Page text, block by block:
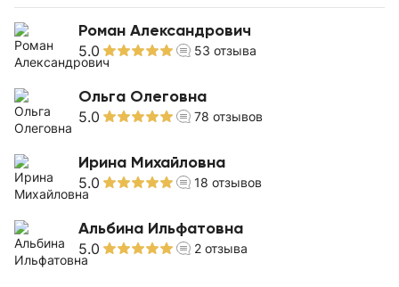
Роман Александрович
5.0 53 отзыва
Ольга Олеговна
5.0 78 отзывов
Ирина Михайловна
5.0 18 отзывов
Альбина Ильфатовна
5.0 2 отзыва